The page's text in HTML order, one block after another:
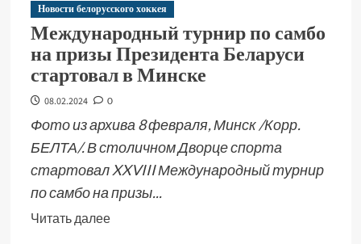
Новости белорусского хоккея
Международный турнир по самбо
на призы Президента Беларуси
стартовал в Минске
08.02.2024 0
Фото из архива 8 февраля, Минск /Корр.
БЕЛТА/. В столичном Дворце спорта
стартовал XXVIII Международный турнир
по самбо на призы...
Читать далее